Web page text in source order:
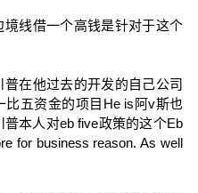
线借一个高钱是针对于这个
在他过去的开发的自己公司
比五资金的项目He is阿v斯也
本人对eb five政策的这个Eb
for business reason. As well